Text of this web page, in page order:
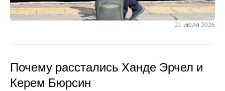
21 июля 2026
Почему расстались Ханде Эрчел и
Керем Бюрсин